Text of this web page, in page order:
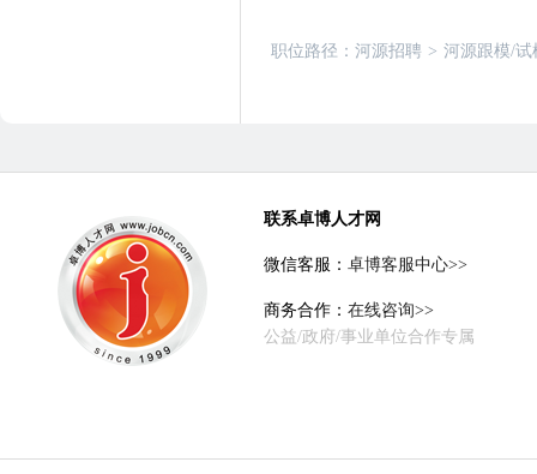
职位路径： 河源招聘 > 河源跟模/试
联系卓博人才网
微信客服： 卓博客服中心>>
商务合作： 在线咨询>>
公益/政府/事业单位合作专属